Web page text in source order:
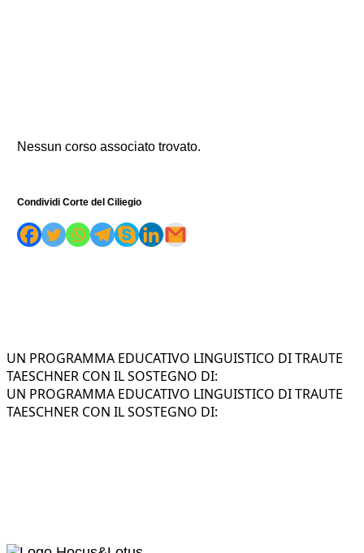
Nessun corso associato trovato.
Condividi Corte del Ciliegio
UN PROGRAMMA EDUCATIVO LINGUISTICO DI TRAUTE
TAESCHNER CON IL SOSTEGNO DI:
UN PROGRAMMA EDUCATIVO LINGUISTICO DI TRAUTE
TAESCHNER CON IL SOSTEGNO DI: